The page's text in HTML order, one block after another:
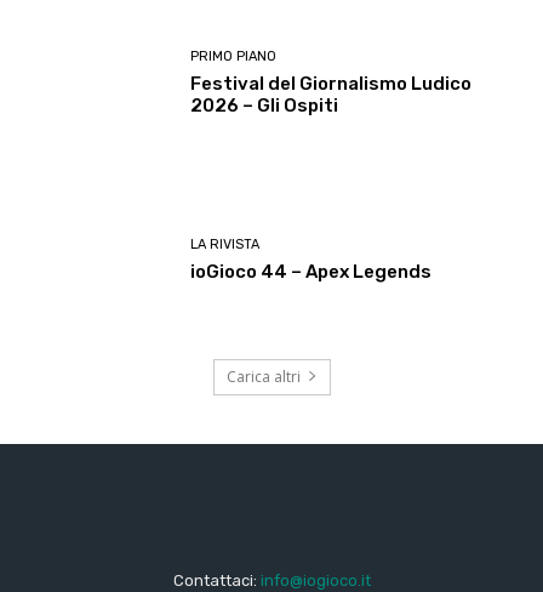
PRIMO PIANO
Festival del Giornalismo Ludico
2026 – Gli Ospiti
LA RIVISTA
ioGioco 44 – Apex Legends
Carica altri
Contattaci: info@iogioco.it